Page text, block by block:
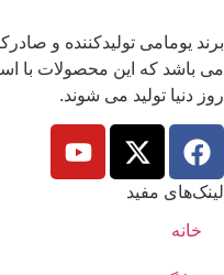
برند یومامی تولیدکننده و
می باشد که این محصولات با
روز دنیا تولید می شوند.
لینک‌های مفید
خانه